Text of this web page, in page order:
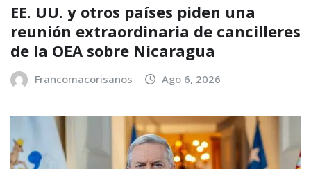
EE. UU. y otros países piden una
reunión extraordinaria de cancilleres
de la OEA sobre Nicaragua
Francomacorisanos Ago 6, 2026